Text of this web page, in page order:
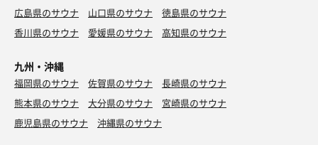
広島県のサウナ
山口県のサウナ
徳島県のサウナ
香川県のサウナ
愛媛県のサウナ 高知県のサウナ
九州・沖縄
福岡県のサウナ 佐賀県のサウナ
長崎県のサウナ
熊本県のサウナ
大分県のサウナ
宮崎県のサウナ
鹿児島県のサウナ
沖縄県のサウナ